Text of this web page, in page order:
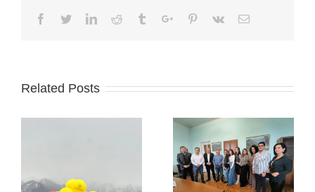
Facebook
TwitterLinkedinReddit TumblrGoogle+Pinterest
Vk Email
Related Posts